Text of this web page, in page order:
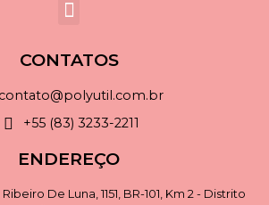
CONTATOS
contato@polyutil.com.br
+55 (83) 3233-2211
ENDEREÇO
De Luna, 1151, BR-101, Km 2 - Distrito